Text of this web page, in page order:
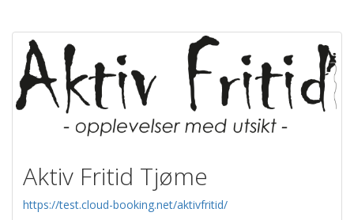
Aktiv Fritid Tjøme
https://test.cloud-booking.net/aktivfritid/